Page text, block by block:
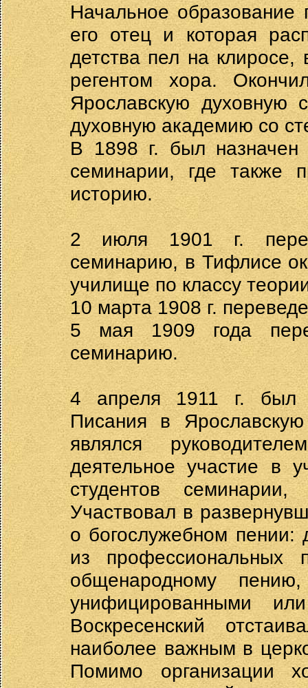
Начальное образование
его отец и которая
детства пел на
регентом хора.
Ярославскую духовную
духовную академию со
В 1898 г. был назначен
семинарии, где также
историю.
2 июля 1901 г.
семинарию, в Тифлисе
училище по классу
10 марта 1908 г.
5 мая 1909 года
семинарию.
4 апреля 1911 г. был
Писания в
являлся
деятельное участие в
студентов
Участвовал в
о богослужебном пении:
из профессиональных
общенародному
унифицированными
Воскресенский
наиболее важным в
Помимо организации